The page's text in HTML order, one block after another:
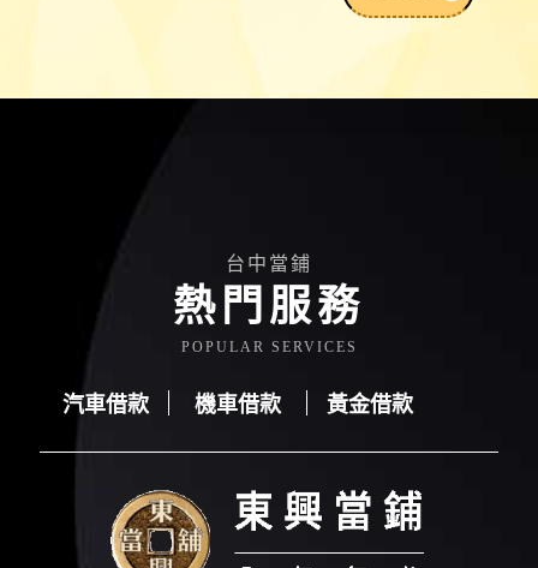
台中當鋪
熱門服務
POPULAR SERVICES
汽車借款 汽車借款
機車借款 機車借款
黃金借款